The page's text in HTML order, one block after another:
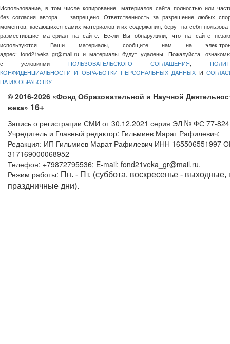
Использование, в том числе копирование, материалов сайта полностью или
без согласия автора — запрещено. Ответственность за разрешение любых
моментов, касающихся самих материалов и их содержания, берут на себя
разместившие материал на сайте. Ес-ли Вы обнаружили, что на сайте
используются Ваши материалы, сообщите нам на элек-
адрес: fond21veka_gr@mail.ru и материалы будут удалены. Пожалуйста,
с условиями ПОЛЬЗОВАТЕЛЬСКОГО СОГЛАШЕНИЯ,
КОНФИДЕНЦИАЛЬНОСТИ И ОБРА-БОТКИ ПЕРСОНАЛЬНЫХ ДАННЫХ И
НА ИХ ОБРАБОТКУ
© 2016-2026 «Фонд Образовательной и Научной
века» 16+
Запись о регистрации СМИ от 30.12.2021 серия ЭЛ № ФС 77-
Учредитель и Главный редактор: Гильмиев Марат Рафилевич;
Редакция: ИП Гильмиев Марат Рафилевич ИНН 165506551997
317169000068952
Телефон: +79872795536; E-mail: fond21veka_gr@mail.ru.
Режим работы: Пн. - Пт. (суббота, воскресенье - выходные,
праздничные дни).